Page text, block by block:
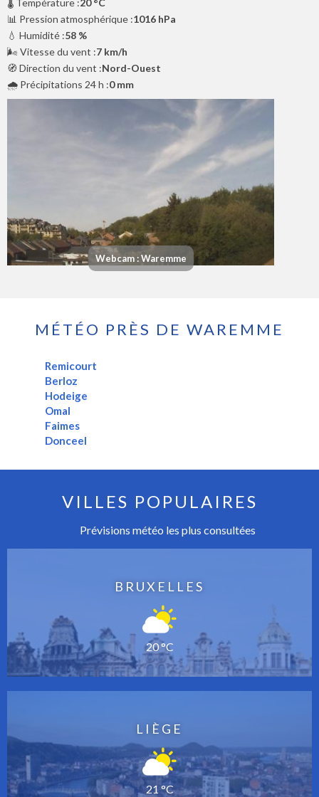
🌡️ Température :20 °C
📊 Pression atmosphérique :1016 hPa
💧 Humidité :58 %
🌬️ Vitesse du vent :7 km/h
🧭 Direction du vent :Nord-Ouest
🌧️ Précipitations 24 h :0 mm
Webcam : Waremme
MÉTÉO PRÈS DE WAREMME
Remicourt
Berloz
Hodeige
Omal
Faimes
Donceel
VILLES POPULAIRES
Prévisions météo les plus consultées
BRUXELLES
20 °C
LIÈGE
21 °C